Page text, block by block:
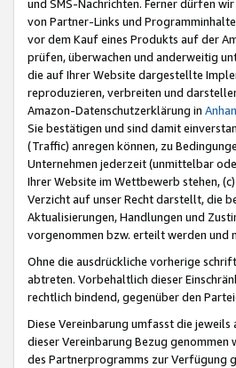
und SMS-Nachrichten. Ferner dürfen
von Partner-Links und
vor dem Kauf eines Produkts auf der
prüfen, überwachen und anderweitig
die auf Ihrer Website dargestellte
reproduzieren, verbreiten und
Amazon-Datenschutzerklärung in
Sie bestätigen und sind damit
(Traffic) anregen können, zu
Unternehmen jederzeit (unmittelbar
Ihrer Website im Wettbewerb stehen,
Verzicht auf unser Recht darstellt, die
Aktualisierungen, Handlungen und
vorgenommen bzw. erteilt werden und
Ohne die ausdrückliche vorherige
abtreten. Vorbehaltlich dieser
rechtlich bindend, gegenüber den
Diese Vereinbarung umfasst die
dieser Vereinbarung Bezug genommen
des Partnerprogramms zur Verfügung